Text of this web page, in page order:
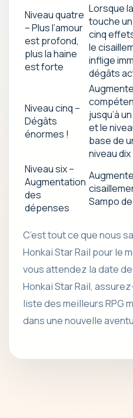
Niveau quatre
– Plus l’amour
est profond,
plus la haine
est forte
Lorsque
touche
cinq
le
inflige
dégâts
Niveau cinq –
Dégâts
énormes !
jusqu’à
et le
base de
niveau dix
Niveau six –
Augmentation
des
dépenses
Sampo de
C’est tout ce que nous
Honkai Star Rail pour le
vous attendez la date
Honkai Star Rail,
liste des meilleurs RPG
dans une nouvelle